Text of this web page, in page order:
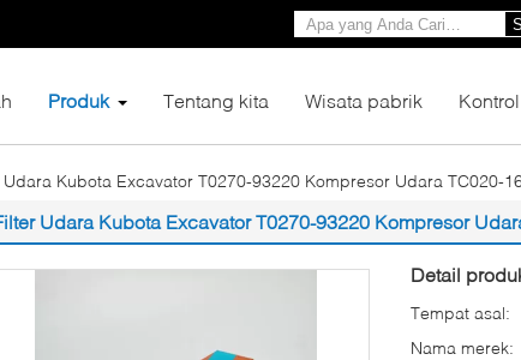
Produk Tentang kita Wisata pabrik
Udara Kubota Excavator T0270-93220 Kompresor Udara TC020-
Udara Kubota Excavator T0270-93220 Kompresor
Detail
Tempat asal:
Nama merek: